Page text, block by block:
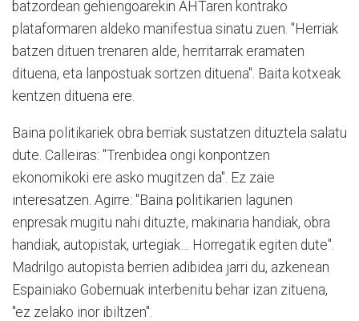
batzordean gehiengoarekin AHTaren kontrako
plataformaren aldeko manifestua sinatu zuen. "Herriak
batzen dituen trenaren alde, herritarrak eramaten
dituena, eta lanpostuak sortzen dituena". Baita kotxeak
kentzen dituena ere.
Baina politikariek obra berriak sustatzen dituztela salatu
dute. Calleiras: "Trenbidea ongi konpontzen
ekonomikoki ere asko mugitzen da". Ez zaie
interesatzen. Agirre: "Baina politikarien lagunen
enpresak mugitu nahi dituzte, makinaria handiak, obra
handiak, autopistak, urtegiak… Horregatik egiten dute".
Madrilgo autopista berrien adibidea jarri du, azkenean
Espainiako Gobernuak interbenitu behar izan zituena,
"ez zelako inor ibiltzen".